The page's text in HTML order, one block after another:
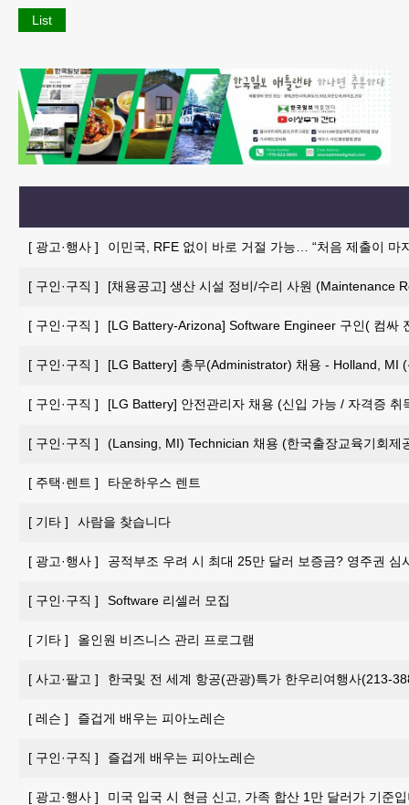
List
[ 광고·행사 ] 이민국, RFE 없이 바로 거절 가능… “처음 제출이 마
[ 구인·구직 ] [채용공고] 생산 시설 정비/수리 사원 (Maintenance
[ 구인·구직 ] [LG Battery-Arizona] Software Engineer 구인( 컴싸
[ 구인·구직 ] [LG Battery] 총무(Administrator) 채용 - Holland, MI
[ 구인·구직 ] [LG Battery] 안전관리자 채용 (신입 가능 / 자격증 취
[ 구인·구직 ] (Lansing, MI) Technician 채용 (한국출장교육기회제
[ 주택·렌트 ] 타운하우스 렌트
[ 기타 ] 사람을 찾습니다
[ 광고·행사 ] 공적부조 우려 시 최대 25만 달러 보증금? 영주권 심
[ 구인·구직 ] Software 리셀러 모집
[ 기타 ] 올인원 비즈니스 관리 프로그램
[ 사고·팔고 ] 한국및 전 세계 항공(관광)특가 한우리여행사(213-
[ 레슨 ] 즐겁게 배우는 피아노레슨
[ 구인·구직 ] 즐겁게 배우는 피아노레슨
[ 광고·행사 ] 미국 입국 시 현금 신고, 가족 합산 1만 달러가 기준